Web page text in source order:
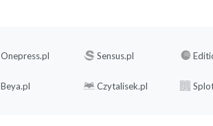
Onepress.pl Sensus.pl
Beya.pl Czytalisek.pl